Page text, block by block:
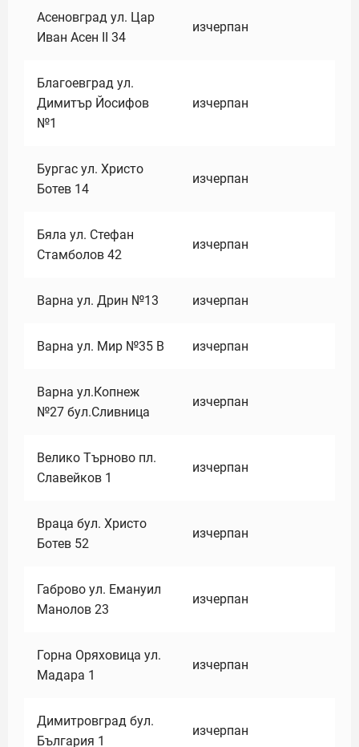
Асеновград ул. Цар
Иван Асен II 34
изчерпан
Благоевград ул.
Димитър Йосифов
№1
изчерпан
Бургас ул. Христо
Ботев 14
изчерпан
Бяла ул. Стефан
Стамболов 42
изчерпан
Варна ул. Дрин №13 изчерпан
Варна ул. Мир №35 В изчерпан
Варна ул.Копнеж
№27 бул.Сливница
изчерпан
Велико Търново пл.
Славейков 1
изчерпан
Враца бул. Христо
Ботев 52
изчерпан
Габрово ул. Емануил
Манолов 23
изчерпан
Горна Оряховица ул.
Мадара 1
изчерпан
Димитровград бул.
България 1
изчерпан